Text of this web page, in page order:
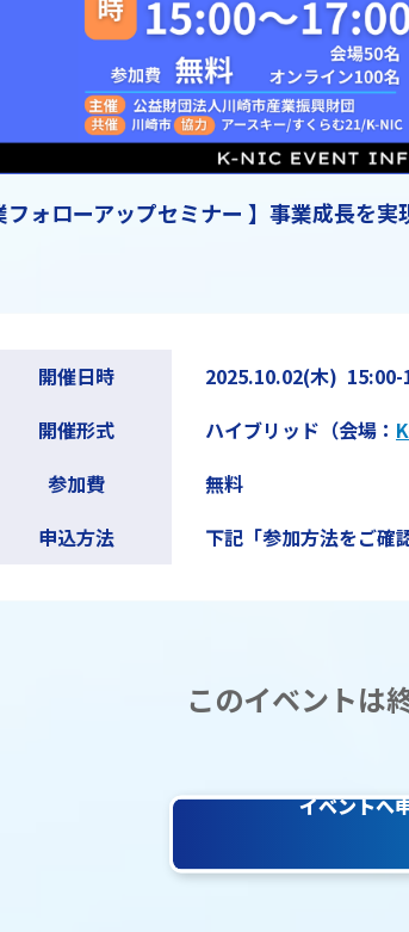
フォローアップセミナー 】事業成長を
開催日時
2025.10.02(木) 15:00-
開催形式
ハイブリッド（会場：
参加費
無料
申込方法
下記「参加方法をご確
このイベントは
イベントへ